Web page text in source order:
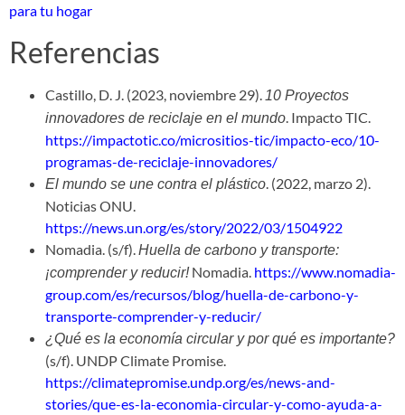
para tu hogar
Referencias
Castillo, D. J. (2023, noviembre 29). 10 Proyectos
innovadores de reciclaje en el mundo. Impacto TIC.
https://impactotic.co/micrositios-tic/impacto-eco/10-
programas-de-reciclaje-innovadores/
El mundo se une contra el plástico. (2022, marzo 2).
Noticias ONU.
https://news.un.org/es/story/2022/03/1504922
Nomadia. (s/f).Huella de carbono y transporte:
¡comprender y reducir!Nomadia. https://www.nomadia-
group.com/es/recursos/blog/huella-de-carbono-y-
transporte-comprender-y-reducir/
¿Qué es la economía circular y por qué es importante?
(s/f). UNDP Climate Promise.
https://climatepromise.undp.org/es/news-and-
stories/que-es-la-economia-circular-y-como-ayuda-a-